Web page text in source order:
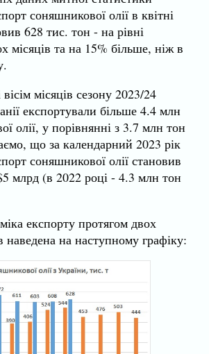
соняшникової олії в квітні
628 тис. тон - на рівні
місяців та на 15% більше, ніж в
місяців сезону 2023/24
експортували більше 4.4 млн
олії, у порівнянні з 3.7 млн тон
що за календарний 2023 рік
соняшникової олії становив
млрд (в 2022 році - 4.3 млн тон
експорту протягом двох
наведена на наступному графіку: